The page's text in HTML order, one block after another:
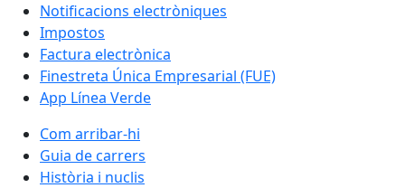
Notificacions electròniques
Impostos
Factura electrònica
Finestreta Única Empresarial (FUE)
App Línea Verde
Com arribar-hi
Guia de carrers
Història i nuclis